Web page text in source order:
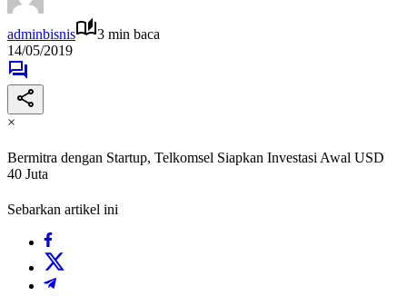
adminbisnis
3 min baca
14/05/2019
×
Bermitra dengan Startup, Telkomsel Siapkan Investasi Awal USD
40 Juta
Sebarkan artikel ini